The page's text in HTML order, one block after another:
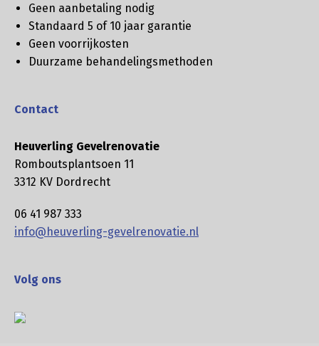
Geen aanbetaling nodig
Standaard 5 of 10 jaar garantie
Geen voorrijkosten
Duurzame behandelingsmethoden
Contact
Heuverling Gevelrenovatie
Romboutsplantsoen 11
3312 KV Dordrecht
06 41 987 333
info@heuverling-gevelrenovatie.nl
Volg ons